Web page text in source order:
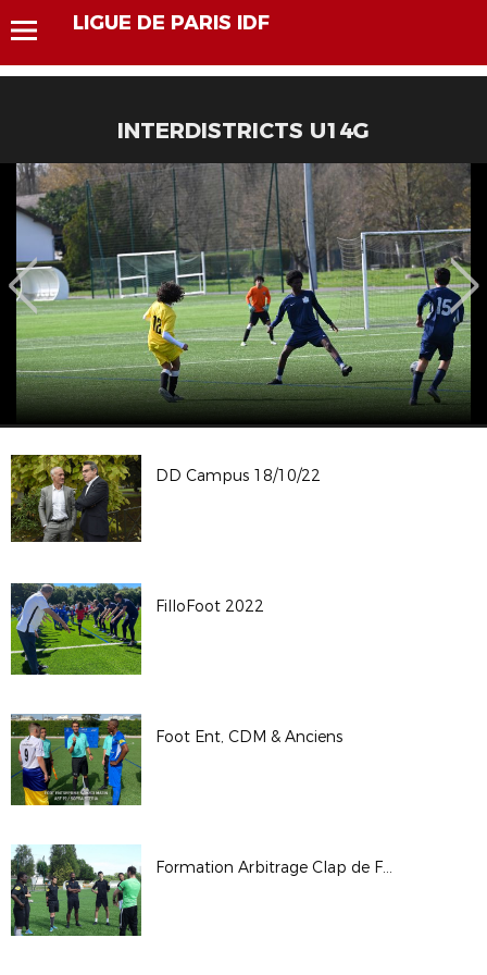
LIGUE DE PARIS IDF
INTERDISTRICTS U14G
DD Campus 18/10/22
FilloFoot 2022
Foot Ent, CDM & Anciens
Formation Arbitrage Clap de Fin